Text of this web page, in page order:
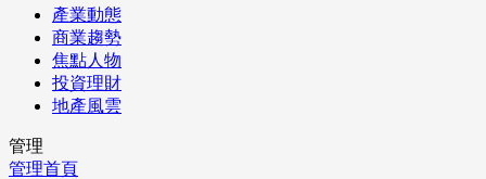
產業動態
商業趨勢
焦點人物
投資理財
地產風雲
管理
管理首頁